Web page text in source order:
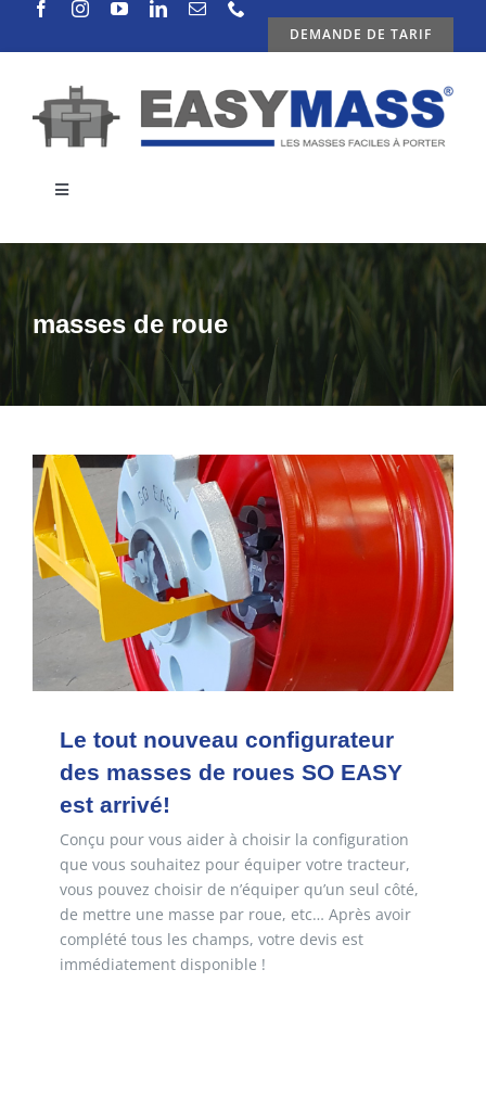
Passer
DEMANDE DE TARIF
Toggle
ENTREPRISE
PRODUITS
ACTUALITES
CONTACTS
E-SHOP
MON COMPTE
PANIER
masses de roue
Le tout nouveau configurateur
des masses de roues SO EASY
est arrivé!
Conçu pour vous aider à choisir la configuration
que vous souhaitez pour équiper votre tracteur,
vous pouvez choisir de n’équiper qu’un seul côté,
de mettre une masse par roue, etc… Après avoir
complété tous les champs, votre devis est
immédiatement disponible !